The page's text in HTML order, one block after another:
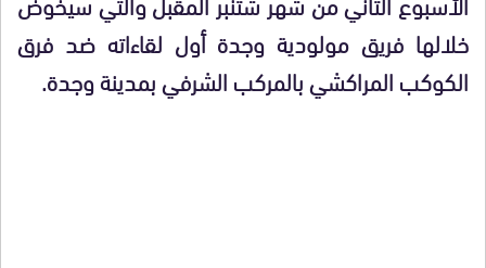
خلالها فريق مولودية وجدة أول لقاءاته ضد فرق
الكوكب المراكشي بالمركب الشرفي بمدينة وجدة.